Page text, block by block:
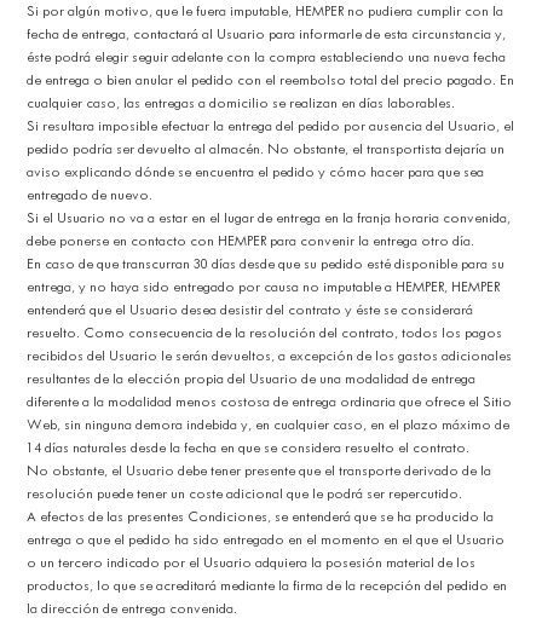
Si por algún motivo, que le fuera imputable, HEMPER no pudiera cumplir con la
fecha de entrega, contactará al Usuario para informarle de esta circunstancia y,
éste podrá elegir seguir adelante con la compra estableciendo una nueva fecha
de entrega o bien anular el pedido con el reembolso total del precio pagado. En
cualquier caso, las entregas a domicilio se realizan en días laborables.
Si resultara imposible efectuar la entrega del pedido por ausencia del Usuario, el
pedido podría ser devuelto al almacén. No obstante, el transportista dejaría un
aviso explicando dónde se encuentra el pedido y cómo hacer para que sea
entregado de nuevo.
Si el Usuario no va a estar en el lugar de entrega en la franja horaria convenida,
debe ponerse en contacto con HEMPER para convenir la entrega otro día.
En caso de que transcurran 30 días desde que su pedido esté disponible para su
entrega, y no haya sido entregado por causa no imputable a HEMPER, HEMPER
entenderá que el Usuario desea desistir del contrato y éste se considerará
resuelto. Como consecuencia de la resolución del contrato, todos los pagos
recibidos del Usuario le serán devueltos, a excepción de los gastos adicionales
resultantes de la elección propia del Usuario de una modalidad de entrega
diferente a la modalidad menos costosa de entrega ordinaria que ofrece el Sitio
Web, sin ninguna demora indebida y, en cualquier caso, en el plazo máximo de
14 días naturales desde la fecha en que se considera resuelto el contrato.
No obstante, el Usuario debe tener presente que el transporte derivado de la
resolución puede tener un coste adicional que le podrá ser repercutido.
A efectos de las presentes Condiciones, se entenderá que se ha producido la
entrega o que el pedido ha sido entregado en el momento en el que el Usuario
o un tercero indicado por el Usuario adquiera la posesión material de los
productos, lo que se acreditará mediante la firma de la recepción del pedido en
la dirección de entrega convenida.